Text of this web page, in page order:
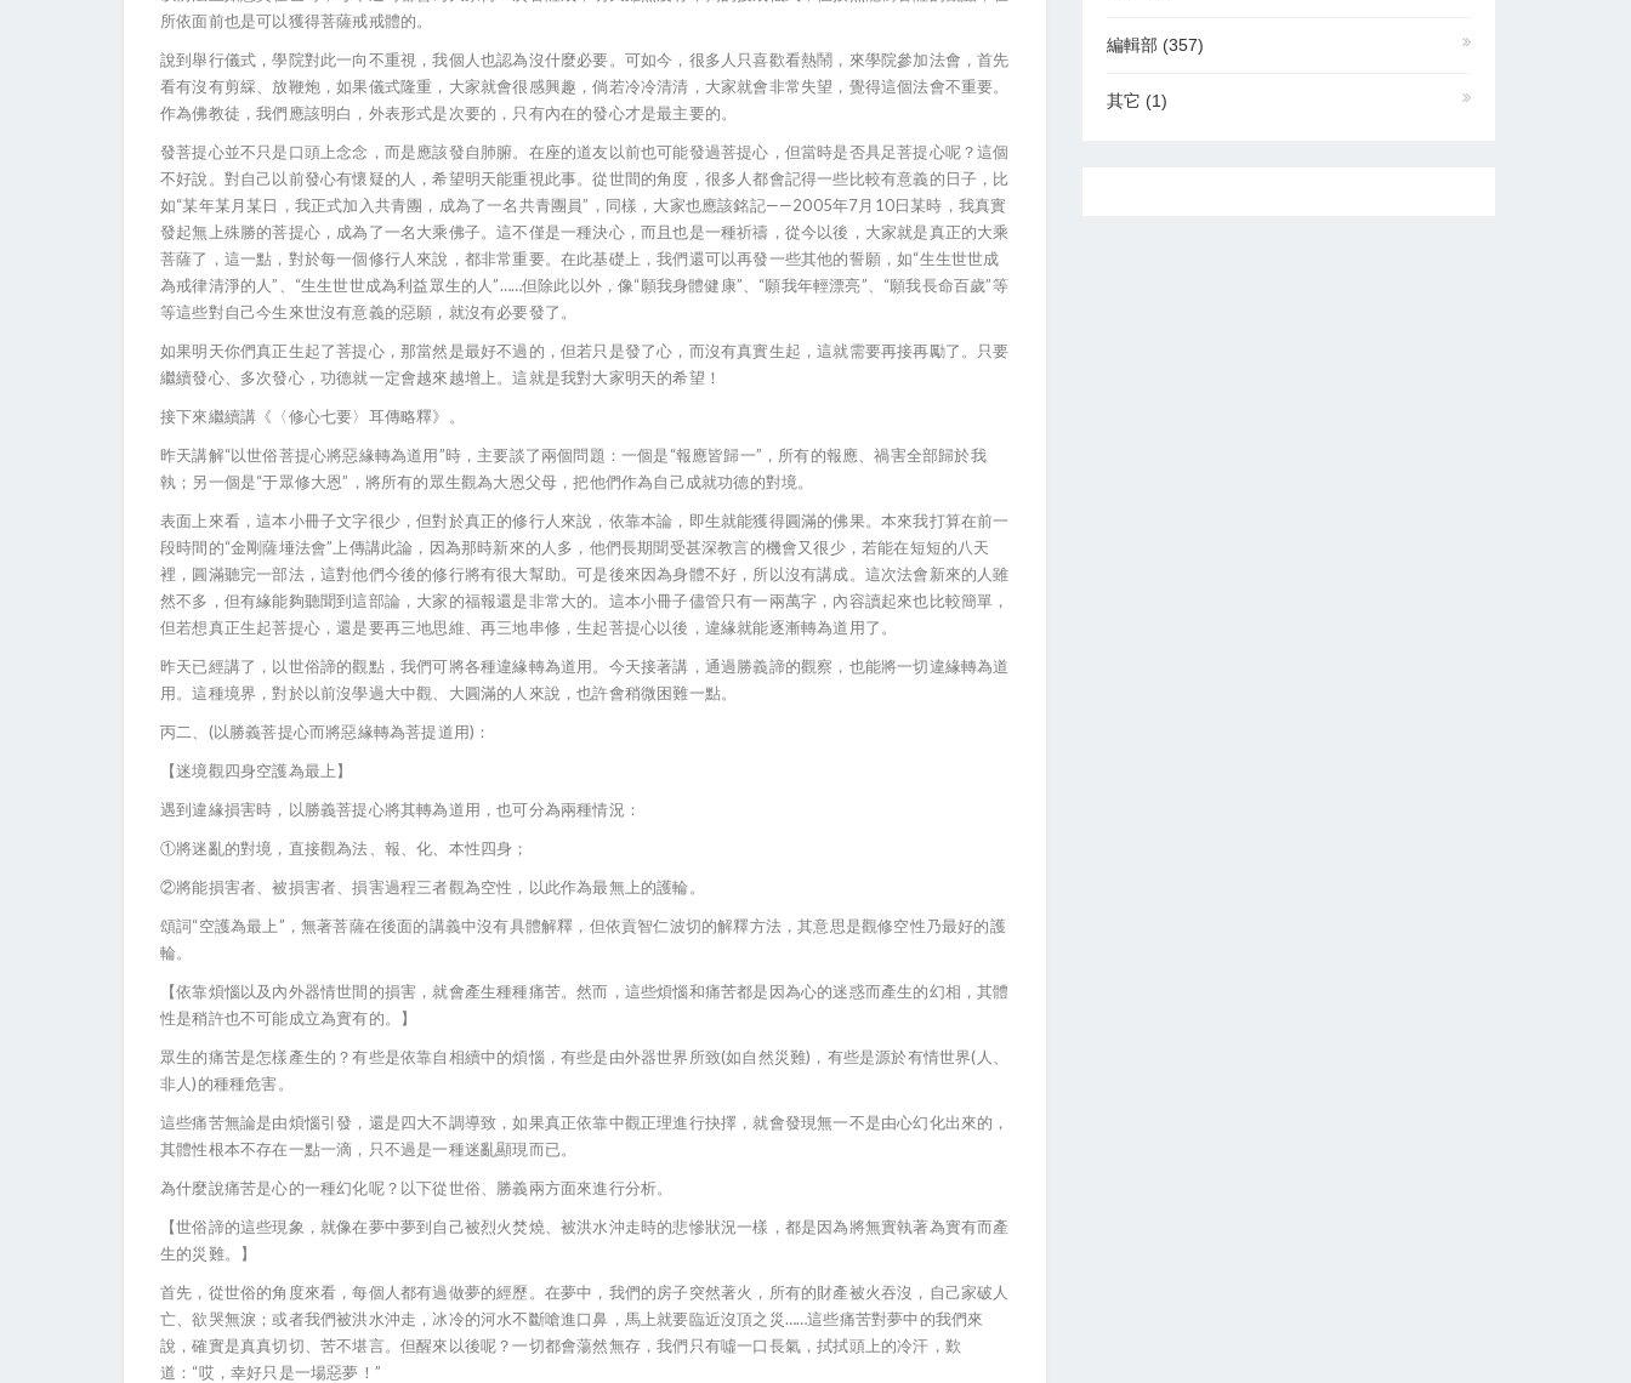
所依面前也是可以獲得菩薩戒戒體的。
說到舉行儀式，學院對此一向不重視，我個人也認為沒什麼必要。可如今，很多人只喜歡看熱鬧，來學院參加法會，首先
看有沒有剪綵、放鞭炮，如果儀式隆重，大家就會很感興趣，倘若冷冷清清，大家就會非常失望，覺得這個法會不重要。
作為佛教徒，我們應該明白，外表形式是次要的，只有內在的發心才是最主要的。
發菩提心並不只是口頭上念念，而是應該發自肺腑。在座的道友以前也可能發過菩提心，但當時是否具足菩提心呢？這個
不好說。對自己以前發心有懷疑的人，希望明天能重視此事。從世間的角度，很多人都會記得一些比較有意義的日子，比
如“某年某月某日，我正式加入共青團，成為了一名共青團員”，同樣，大家也應該銘記——2005年7月10日某時，我真實
發起無上殊勝的菩提心，成為了一名大乘佛子。這不僅是一種決心，而且也是一種祈禱，從今以後，大家就是真正的大乘
菩薩了，這一點，對於每一個修行人來說，都非常重要。在此基礎上，我們還可以再發一些其他的誓願，如“生生世世成
為戒律清淨的人”、“生生世世成為利益眾生的人”……但除此以外，像“願我身體健康”、“願我年輕漂亮”、“願我長命百歲”等
等這些對自己今生來世沒有意義的惡願，就沒有必要發了。
如果明天你們真正生起了菩提心，那當然是最好不過的，但若只是發了心，而沒有真實生起，這就需要再接再勵了。只要
繼續發心、多次發心，功德就一定會越來越增上。這就是我對大家明天的希望！
接下來繼續講《〈修心七要〉耳傳略釋》。
昨天講解“以世俗菩提心將惡緣轉為道用”時，主要談了兩個問題：一個是“報應皆歸一”，所有的報應、禍害全部歸於我
執；另一個是“于眾修大恩”，將所有的眾生觀為大恩父母，把他們作為自己成就功德的對境。
表面上來看，這本小冊子文字很少，但對於真正的修行人來說，依靠本論，即生就能獲得圓滿的佛果。本來我打算在前一
段時間的“金剛薩埵法會”上傳講此論，因為那時新來的人多，他們長期聞受甚深教言的機會又很少，若能在短短的八天
裡，圓滿聽完一部法，這對他們今後的修行將有很大幫助。可是後來因為身體不好，所以沒有講成。這次法會新來的人雖
然不多，但有緣能夠聽聞到這部論，大家的福報還是非常大的。這本小冊子儘管只有一兩萬字，內容讀起來也比較簡單，
但若想真正生起菩提心，還是要再三地思維、再三地串修，生起菩提心以後，違緣就能逐漸轉為道用了。
昨天已經講了，以世俗諦的觀點，我們可將各種違緣轉為道用。今天接著講，通過勝義諦的觀察，也能將一切違緣轉為道
用。這種境界，對於以前沒學過大中觀、大圓滿的人來說，也許會稍微困難一點。
丙二、(以勝義菩提心而將惡緣轉為菩提道用)：
【迷境觀四身空護為最上】
遇到違緣損害時，以勝義菩提心將其轉為道用，也可分為兩種情況：
①將迷亂的對境，直接觀為法、報、化、本性四身；
②將能損害者、被損害者、損害過程三者觀為空性，以此作為最無上的護輪。
頌詞“空護為最上”，無著菩薩在後面的講義中沒有具體解釋，但依貢智仁波切的解釋方法，其意思是觀修空性乃最好的護
輪。
【依靠煩惱以及內外器情世間的損害，就會產生種種痛苦。然而，這些煩惱和痛苦都是因為心的迷惑而產生的幻相，其體
性是稍許也不可能成立為實有的。】
眾生的痛苦是怎樣產生的？有些是依靠自相續中的煩惱，有些是由外器世界所致(如自然災難)，有些是源於有情世界(人、
非人)的種種危害。
這些痛苦無論是由煩惱引發，還是四大不調導致，如果真正依靠中觀正理進行抉擇，就會發現無一不是由心幻化出來的，
其體性根本不存在一點一滴，只不過是一種迷亂顯現而已。
為什麼說痛苦是心的一種幻化呢？以下從世俗、勝義兩方面來進行分析。
【世俗諦的這些現象，就像在夢中夢到自己被烈火焚燒、被洪水沖走時的悲慘狀況一樣，都是因為將無實執著為實有而產
生的災難。】
首先，從世俗的角度來看，每個人都有過做夢的經歷。在夢中，我們的房子突然著火，所有的財產被火吞沒，自己家破人
亡、欲哭無淚；或者我們被洪水沖走，冰冷的河水不斷嗆進口鼻，馬上就要臨近沒頂之災……這些痛苦對夢中的我們來
說，確實是真真切切、苦不堪言。但醒來以後呢？一切都會蕩然無存，我們只有噓一口長氣，拭拭頭上的冷汗，歎
道：“哎，幸好只是一場惡夢！”
編輯部 (357)
其它 (1)